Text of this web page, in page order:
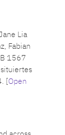
Lia
Fabian
1567
[Open